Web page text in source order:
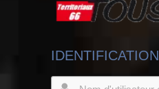
IDENTIFICATION